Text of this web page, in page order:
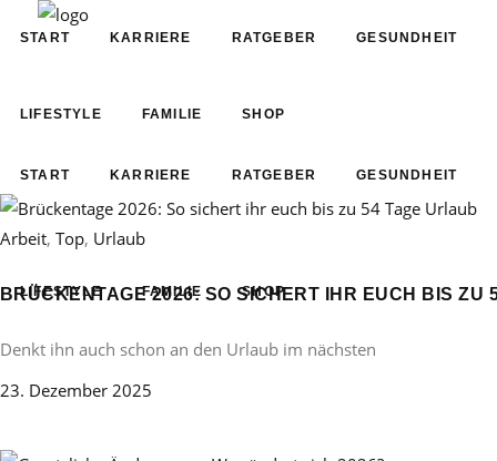
START KARRIERE RATGEBER GESUNDHEIT
LIFESTYLE FAMILIE SHOP
START KARRIERE RATGEBER GESUNDHEIT
LIFESTYLE FAMILIE SHOP
Arbeit, Top, Urlaub
BRÜCKENTAGE 2026: SO SICHERT IHR EUCH BIS ZU
Denkt ihn auch schon an den Urlaub im nächsten
23. Dezember 2025